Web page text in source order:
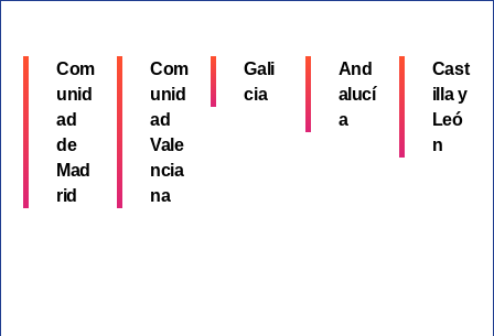
Com
unid
ad
de
Mad
rid
Com
unid
ad
Vale
ncia
na
Gali
cia
And
alucí
a
Cast
illa y
Leó
n